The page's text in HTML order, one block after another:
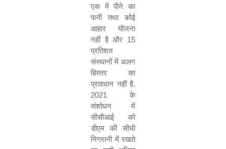
एक में पीने का
पानी तथा कोई
आहार योजना
नहीं है और 15
प्रतिशत
संस्थानों में अलग
बिस्तर का
प्रावधान नहीं है.
2021
के
संशोधन में
सीसीआई को
डीएम की सीधी
निगरानी में रखते